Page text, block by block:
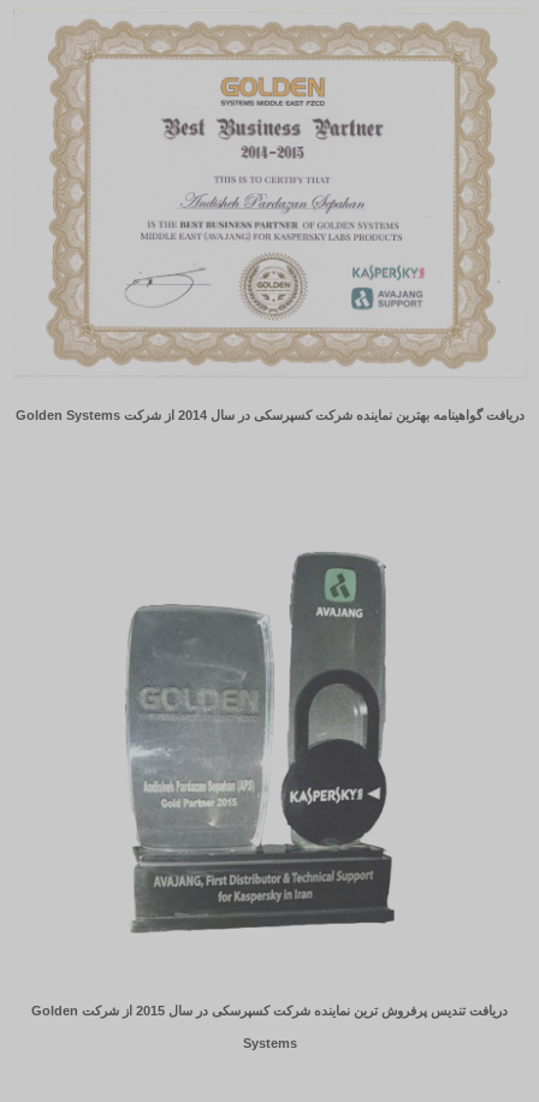
دریافت گواهینامه بهترین نماینده شرکت کسپرسکی در سال 2014 از شرکت Golden Systems
دریافت تندیس پرفروش ترین نماینده شرکت کسپرسکی در سال 2015 از شرکت Golden
Systems